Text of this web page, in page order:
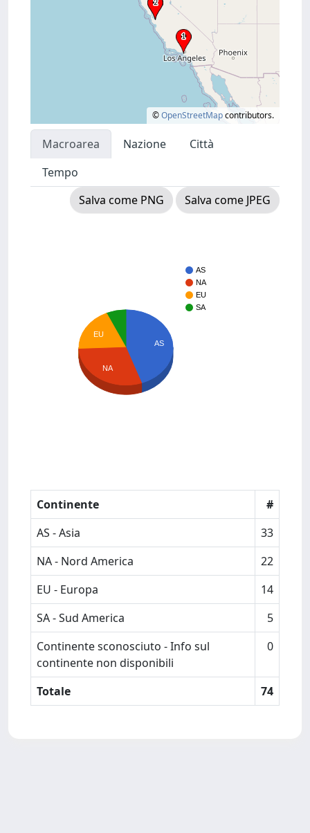
©OpenStreetMapcontributors.
Macroarea Nazione
Città
Tempo
Salva come PNG
Salva come JPEG
AS
NA
EU
SA
AS
EU
NA
Continente
#
AS - Asia
33
NA - Nord America
22
EU - Europa
14
SA - Sud America
5
Continente sconosciuto - Info sul
continente non disponibili
0
Totale 74